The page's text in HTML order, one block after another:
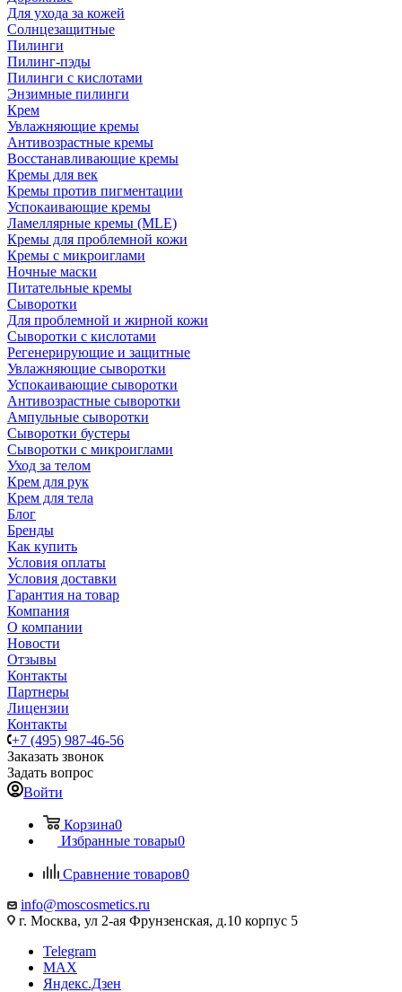
Для ухода за кожей
Солнцезащитные
Пилинги
Пилинг-пэды
Пилинги с кислотами
Энзимные пилинги
Крем
Увлажняющие кремы
Антивозрастные кремы
Восстанавливающие кремы
Кремы для век
Кремы против пигментации
Успокаивающие кремы
Ламеллярные кремы (MLE)
Кремы для проблемной кожи
Кремы с микроиглами
Ночные маски
Питательные кремы
Сыворотки
Для проблемной и жирной кожи
Сыворотки с кислотами
Регенерирующие и защитные
Увлажняющие сыворотки
Успокаивающие сыворотки
Антивозрастные сыворотки
Ампульные сыворотки
Сыворотки бустеры
Сыворотки с микроиглами
Уход за телом
Крем для рук
Крем для тела
Блог
Бренды
Как купить
Условия оплаты
Условия доставки
Гарантия на товар
Компания
О компании
Новости
Отзывы
Контакты
Партнеры
Лицензии
Контакты
+7 (495) 987-46-56
Заказать звонок
Задать вопрос
Войти
Корзина0
Избранные товары0
Сравнение товаров0
info@moscosmetics.ru
г. Москва, ул 2-ая Фрунзенская, д.10 корпус 5
Telegram
MAX
Яндекс.Дзен